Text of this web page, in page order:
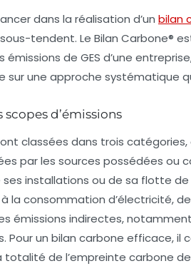
dans la réalisation d’un bilan
tendent. Le Bilan Carbone®
émissions de GES d’une
sur une approche systématique
d’émissions
classées dans trois catégories,
par les sources possédées ou
installations ou de sa flotte de
la consommation d’électricité,
émissions indirectes,
Pour un bilan carbone efficace, il
de l’empreinte carbone de